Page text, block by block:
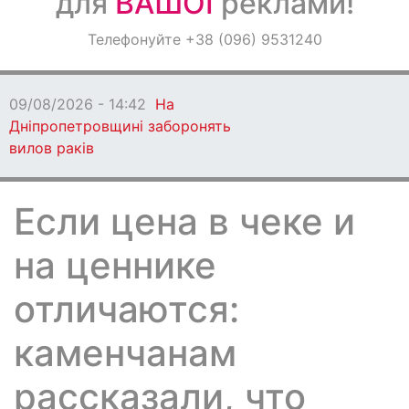
ОголошенняТелефонуйте +38 (096) 9531240
09/08/2026 - 14:42 На
Дніпропетровщині заборонять
вилов раків
Если цена в чеке и
на ценнике
отличаются:
каменчанам
рассказали, что